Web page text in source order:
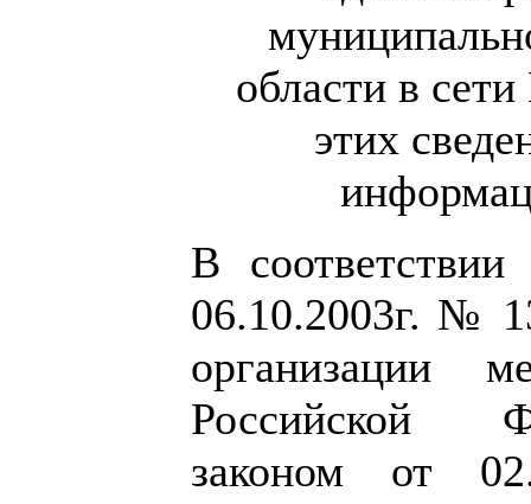
области в
этих
В
06.10.2003г. №
организации
Российской
законом от